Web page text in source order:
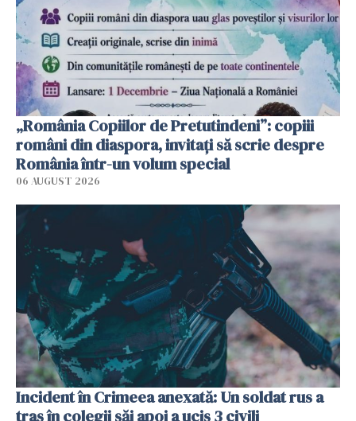
„România Copiilor de Pretutindeni”: copiii
români din diaspora, invitați să scrie despre
România într-un volum special
06 AUGUST 2026
Incident în Crimeea anexată: Un soldat rus a
tras în colegii săi apoi a ucis 3 civili